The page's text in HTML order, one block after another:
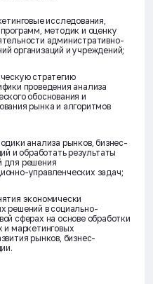
исследования,
методик и оценку
административно-
организаций и учреждений;
стратегию
проведения анализа
обоснования и
рынка и алгоритмов
анализа рынков, бизнес-
и обработать результаты
для решения
управленческих задач;
экономически
решений в социально-
сферах на основе обработки
и маркетинговых
рынков, бизнес-